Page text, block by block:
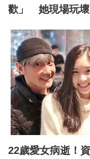
歡」 她現場玩壞
22歲愛女病逝！